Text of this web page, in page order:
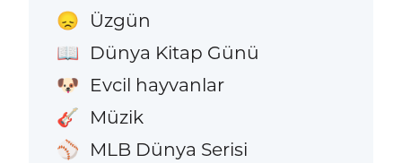
😞 Üzgün
📖 Dünya Kitap Günü
🐶 Evcil hayvanlar
🎸 Müzik
⚾ MLB Dünya Serisi